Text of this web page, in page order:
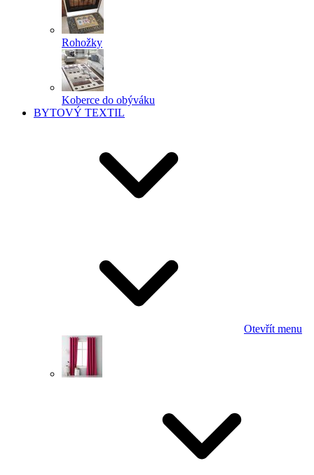
Rohožky
Koberce do obýváku
BYTOVÝ TEXTIL
Otevřít menu